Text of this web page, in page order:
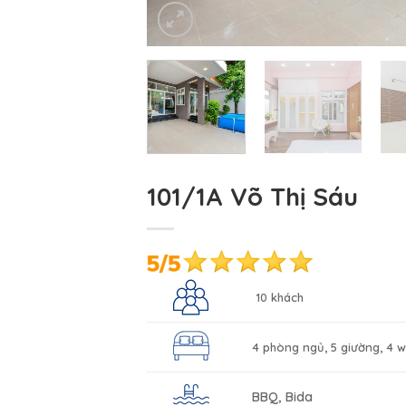
101/1A Võ Thị Sáu
10 khách
4 phòng ngủ, 5 giường, 4
BBQ, Bida